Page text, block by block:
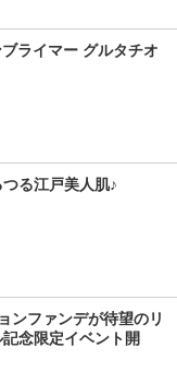
ライマー グルタチオ
る江戸美人肌♪
ンファンデが待望のリ
念限定イベント開